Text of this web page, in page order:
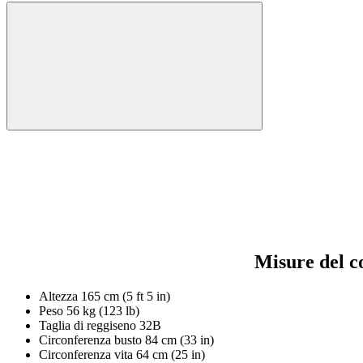
Misure del
Altezza 165 cm (5 ft 5 in)
Peso 56 kg (123 lb)
Taglia di reggiseno 32B
Circonferenza busto 84 cm (33 in)
Circonferenza vita 64 cm (25 in)